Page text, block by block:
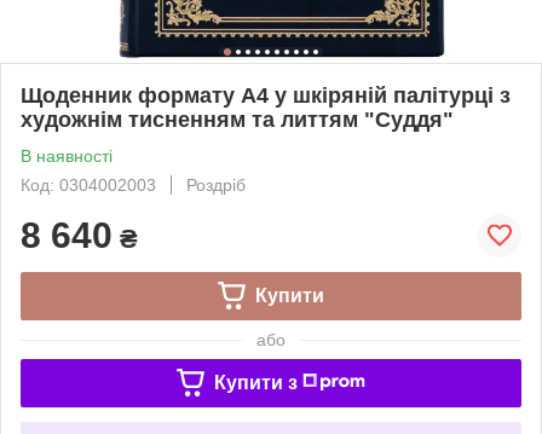
Щоденник формату А4 у шкіряній палітурці з
художнім тисненням та литтям "Суддя"
В наявності
Код: 0304002003
Роздріб
8 640 ₴
Купити
або
Купити з